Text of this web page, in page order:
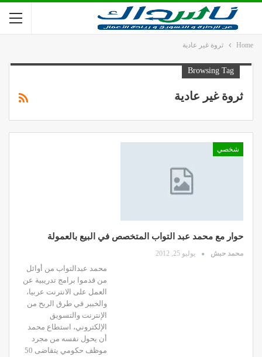
Home ثروة غير عادية
Browsing Tag
ثروة غير عادية
شخصي
حوار مع محمد عبد التواب المتخصص في البيع بالعمولة
محمد حبش يوليو 25, 2012
محمد عبدالتواب من أوائل
من قدموا برامج تدريبية عن
العمل على الانترنت عربيا،
والخبير في طرق الربح من
الإنترنت والتسويق
الإلكتروني، استطاع محمد
أن يحول نفسه من مجرد
موظف حكومي يتقاضى 50